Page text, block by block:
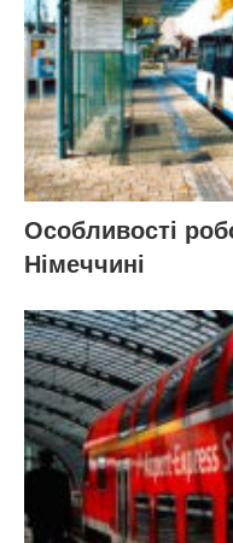
Особливості
Німеччині